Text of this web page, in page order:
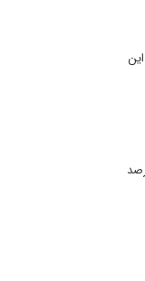
نظردهندگان گفته اند که آمریکا موظف است در سوریه مداخله نظامی کند. ۶۲ درصد